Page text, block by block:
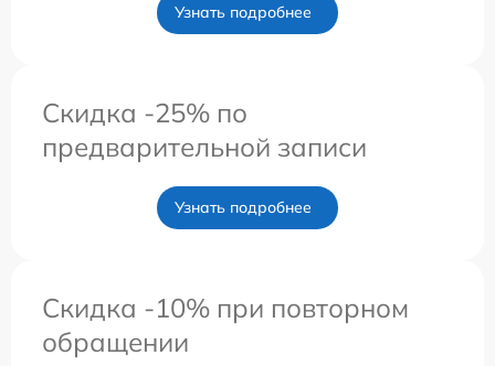
Узнать подробнее
Скидка -25% по
предварительной записи
Узнать подробнее
Скидка -10% при повторном
обращении